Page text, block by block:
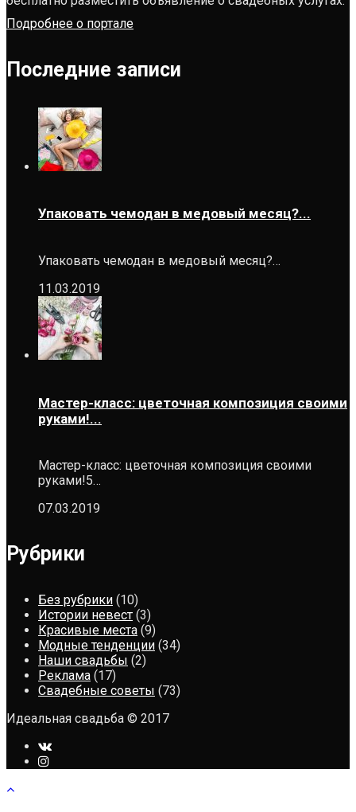
Подробнее о портале
Последние записи
Упаковать чемодан в медовый месяц?...
Упаковать чемодан в медовый месяц?…
11.03.2019
Мастер-класс: цветочная композиция своими
руками!...
Мастер-класс: цветочная композиция своими
руками!5…
07.03.2019
Рубрики
Без рубрики (10)
Истории невест (3)
Красивые места (9)
Модные тенденции (34)
Наши свадьбы (2)
Реклама (17)
Свадебные советы (73)
Идеальная свадьба © 2017